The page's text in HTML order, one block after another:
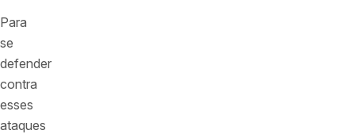
Para
se
defender
contra
esses
ataques